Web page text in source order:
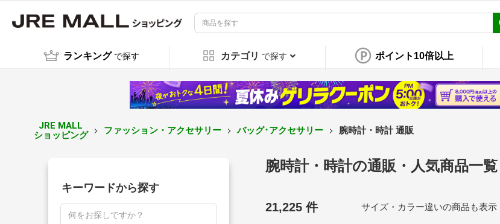
ランキング で探す カテゴリ で探す ポイント10倍以上
JRE MALL
ショッピング
ファッション・アクセサリー バッグ･アクセサリー 腕時計・時計 通販
キーワードから探す
腕時計・時計の通販・人気商品一覧
21,225 件 サイズ・カラー違いの商品も表示